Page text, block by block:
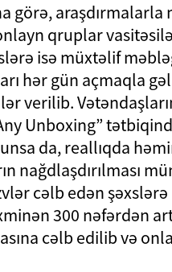
görə,
qruplar
isə müxtəlif
hər gün açmaqla
verilib.
Unboxing”
da, reallıqda
nağdlaşdırılması
cəlb edən
300 nəfərdən
cəlb edilib və